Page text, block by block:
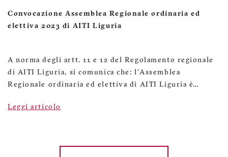
Convocazione Assemblea Regionale ordinaria ed
elettiva 2023 di AITI Liguria
A norma degli artt. 11 e 12 del Regolamento regionale
di AITI Liguria, si comunica che: l’Assemblea
Regionale ordinaria ed elettiva di AITI Liguria è…
Leggi articolo